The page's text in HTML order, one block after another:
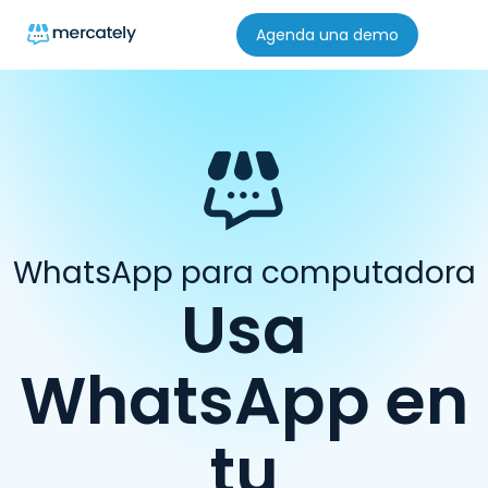
Agenda una demo
WhatsApp para computadora
Usa
WhatsApp en